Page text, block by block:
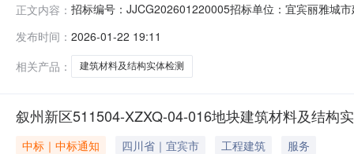
正文内容： 招标编号：JJCG202601220005招标单位：宜宾丽雅城
竞价要求的竞价人参与竞价，具体竞价采购的内容和要
采购项目概况：规划总建筑
发布时间： 2026-01-22 19:11
相关产品：
建筑材料及结构实体检测
叙州新区511504-XZXQ-04-016地块建筑材料及结构
中标｜中标通知 四川省｜宜宾市 工程建筑
服务